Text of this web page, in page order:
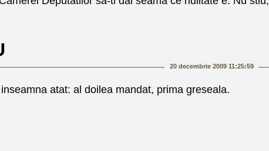
20 decembrie 2009 11:25:59
atat: al doilea mandat, prima greseala.